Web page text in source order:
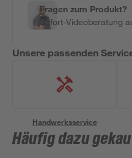
Fragen zum Produkt?
Sofort-Videoberatung
Unsere passenden
Handwerksservice
Häufig dazu